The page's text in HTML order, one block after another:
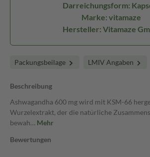
Darreichungsform:
Marke: vitamaze
Hersteller: Vitamaze
Packungsbeilage LMIV Angaben
Beschreibung
Ashwagandha 600 mg wird mit KSM-66
Wurzelextrakt, der die natürliche
bewah… Mehr
Bewertungen